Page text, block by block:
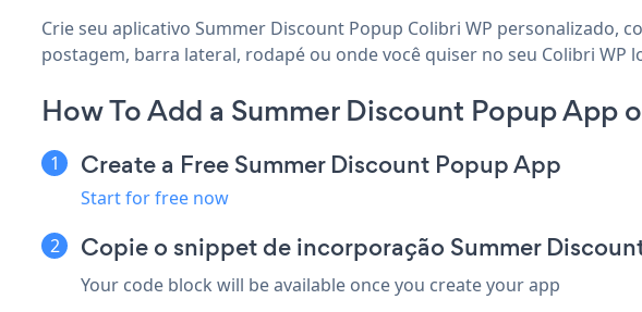
Crie seu aplicativo Summer Discount Popup Colibri WP personalizado,
postagem, barra lateral, rodapé ou onde você quiser no seu Colibri WP
How To Add a Summer Discount Popup App
Create a Free Summer Discount Popup App
Start for free now
Copie o snippet de incorporação Summer
Your code block will be available once you create your app